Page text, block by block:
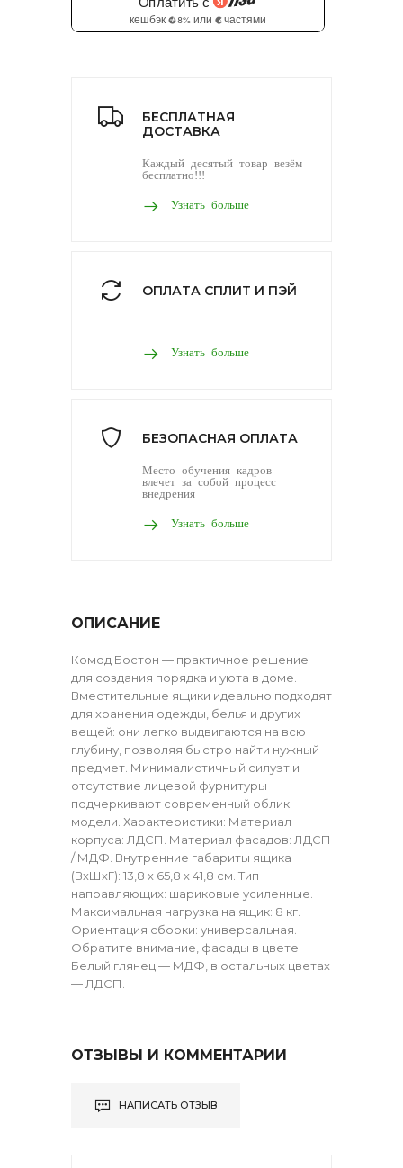
БЕСПЛАТНАЯ
ДОСТАВКА
Каждый десятый товар везём
бесплатно!!!
Узнать больше
ОПЛАТА СПЛИТ И ПЭЙ
Узнать больше
БЕЗОПАСНАЯ ОПЛАТА
Место обучения кадров
влечет за собой процесс
внедрения
Узнать больше
ОПИСАНИЕ
Комод Бостон — практичное решение
для создания порядка и уюта в доме.
Вместительные ящики идеально подходят
для хранения одежды, белья и других
вещей: они легко выдвигаются на всю
глубину, позволяя быстро найти нужный
предмет. Минималистичный силуэт и
отсутствие лицевой фурнитуры
подчеркивают современный облик
модели. Характеристики: Материал
корпуса: ЛДСП. Материал фасадов: ЛДСП
/ МДФ. Внутренние габариты ящика
(ВхШхГ): 13,8 х 65,8 х 41,8 см. Тип
направляющих: шариковые усиленные.
Максимальная нагрузка на ящик: 8 кг.
Ориентация сборки: универсальная.
Обратите внимание, фасады в цвете
Белый глянец — МДФ, в остальных цветах
— ЛДСП.
ОТЗЫВЫ И КОММЕНТАРИИ
НАПИСАТЬ ОТЗЫВ